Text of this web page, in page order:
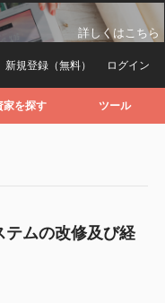
詳しくはこちら
ログイン
新規登録（無料）
家を探す ツール
テムの改修及び経